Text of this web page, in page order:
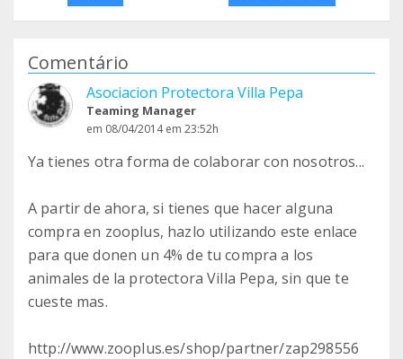
Comentário
Asociacion Protectora Villa Pepa
Teaming Manager
em 08/04/2014 em 23:52h
Ya tienes otra forma de colaborar con nosotros...
A partir de ahora, si tienes que hacer alguna
compra en zooplus, hazlo utilizando este enlace
para que donen un 4% de tu compra a los
animales de la protectora Villa Pepa, sin que te
cueste mas.
http://www.zooplus.es/shop/partner/zap298556